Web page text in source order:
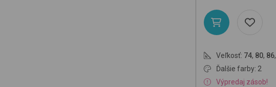
Veľkosť: 74, 80, 86,
Ďalšie farby: 2
Výpredaj zásob!